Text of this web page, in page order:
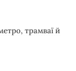
трамваї й